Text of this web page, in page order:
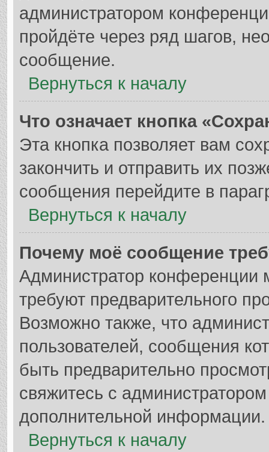
администратором
пройдёте через ряд шагов,
сообщение.
Вернуться к началу
Что означает кнопка
Эта кнопка позволяет вам
закончить и отправить их
сообщения перейдите в
Вернуться к началу
Почему моё сообщение
Администратор конференции
требуют предварительного
Возможно также, что
пользователей, сообщения
быть предварительно
свяжитесь с
дополнительной информации.
Вернуться к началу